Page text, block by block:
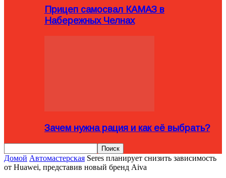
Прицеп самосвал КАМАЗ в
Набережных Челнах
Зачем нужна рация и как её выбрать?
Домой Автомастерская Seres планирует снизить зависимость
от Huawei, представив новый бренд Aiva